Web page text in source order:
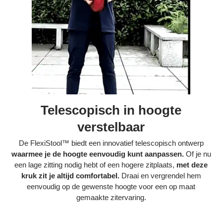
Ruilen en retourneren
Bestellingen & levering
Algemene voorwaarden
Wij steunen KWF, doe je mee?
Telescopisch in hoogte
verstelbaar
De FlexiStool™ biedt een innovatief telescopisch ontwerp
waarmee je de hoogte eenvoudig kunt aanpassen. Of je nu
een lage zitting nodig hebt of een hogere zitplaats, met deze
kruk zit je altijd comfortabel.Draai en vergrendel hem
eenvoudig op de gewenste hoogte voor een op maat
gemaakte zitervaring.